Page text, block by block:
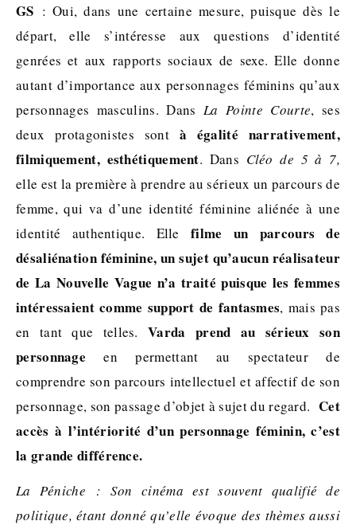
GS : Oui, dans une certaine mesure, puisque dès le
départ, elle s’intéresse aux questions d’identité
genrées et aux rapports sociaux de sexe. Elle donne
autant d’importance aux personnages féminins qu’aux
personnages masculins. DansLa Pointe Courte, ses
deux protagonistes sont à égalité narrativement,
filmiquement, esthétiquement. Dans Cléo de 5 à 7,
elle est la première à prendre au sérieux un parcours de
femme, qui va d’une identité féminine aliénée à une
identité authentique. Ellefilme un parcours de
désaliénation féminine, un sujet qu’aucun réalisateur
de La Nouvelle Vague n’a traité puisque les femmes
intéressaient comme support de fantasmes, mais pas
en tant que telles.Varda prend au sérieux son
personnage en permettant au spectateur de
comprendre son parcours intellectuel et affectif de son
personnage, son passage d’objet à sujet du regard.Cet
accès à l’intériorité d’un personnage féminin, c’est
la grande différence.
La Péniche : Son cinéma est souvent qualifié de
politique, étant donné qu’elle évoque des thèmes aussi